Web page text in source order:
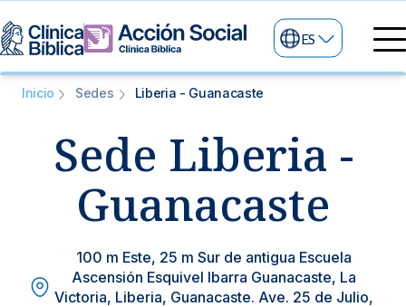
Directorio Médico
Nuestras especialidades
Centros de Excelencia
Servicios
Servicios Generales
Servicios Especializados
Mi Vida
Información para el Paciente
Sobre nosotros
ES
Inicio Sedes Liberia - Guanacaste
Sede Liberia -
Guanacaste
100 m Este, 25 m Sur de antigua Escuela
Ascensión Esquivel Ibarra Guanacaste, La
Victoria, Liberia, Guanacaste. Ave. 25 de Julio,